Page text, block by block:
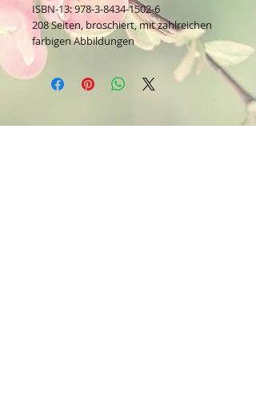
ISBN-13: 978-3-8434-1502-6
208 Seiten, broschiert, mit zahlreichen
farbigen Abbildungen